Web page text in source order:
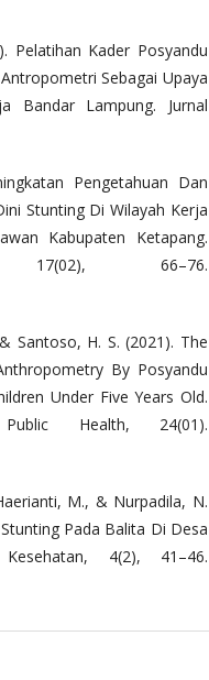
Pelatihan Kader Posyandu
Sebagai Upaya
Bandar Lampung. Jurnal
Pengetahuan Dan
Stunting Di Wilayah Kerja
Kabupaten Ketapang.
66–76.
Santoso, H. S. (2021). The
By Posyandu
Under Five Years Old.
Health, 24(01).
M., & Nurpadila, N.
Pada Balita Di Desa
4(2), 41–46.